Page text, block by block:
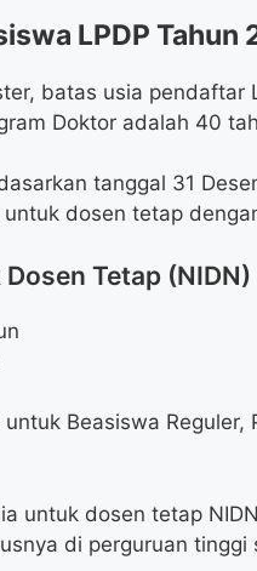
LPDP Tahun
batas usia pendaftar
Doktor adalah 40
tanggal 31
dosen tetap
Tetap (NIDN)
Beasiswa
untuk dosen tetap
di perguruan tinggi